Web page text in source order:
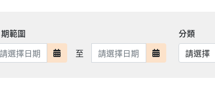
範圍
日期範圍開始
至 日期範圍結束 日期範圍結束
分類